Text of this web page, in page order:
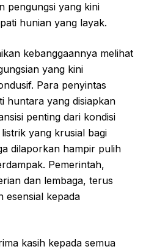
pengungsi yang kini
hunian yang layak.
kebanggaannya melihat
yang kini
Para penyintas
huntara yang disiapkan
penting dari kondisi
yang krusial bagi
dilaporkan hampir pulih
Pemerintah,
dan lembaga, terus
esensial kepada
kasih kepada semua